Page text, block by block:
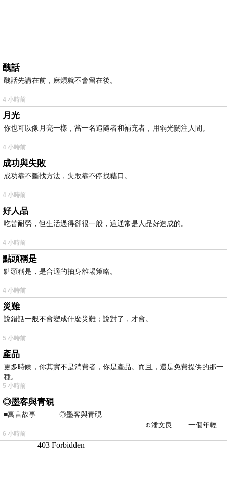
醜話
醜話先講在前，麻煩就不會留在後。
4 小時前
月光
你也可以像月亮一樣，當一名追隨者和補充者，用弱光關注人間。
4 小時前
成功與失敗
成功靠不斷找方法，失敗靠不停找藉口。
4 小時前
好人品
吃苦耐勞，但生活過得卻很一般，這通常是人品好造成的。
4 小時前
點頭稱是
點頭稱是，是合適的抽身離場策略。
4 小時前
災難
說錯話一般不會變成什麼災難；說對了，才會。
5 小時前
產品
更多時候，你其實不是消費者，你是產品。而且，還是免費提供的那一
種。
5 小時前
◎墨客與青硯
■寓言故事 ◎墨客與青硯
⊕潘文良 一個年輕
的墨客，在京城的古玩肆裡
6 小時前